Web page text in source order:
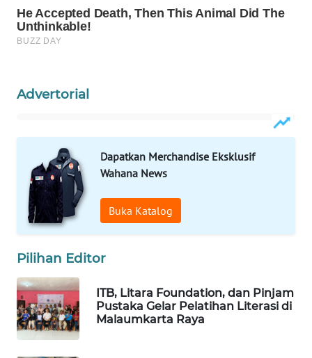
Advertorial
Dapatkan Merchandise Eksklusif
Wahana News
Buka Katalog
Pilihan Editor
ITB, Litara Foundation, dan Pinjam
Pustaka Gelar Pelatihan Literasi di
Malaumkarta Raya
WAHANA
KONSUMEN
TRAVEL
WAHANA
TV
WAHANANEWS
ID
CO ID
WAHANANEWS
NET